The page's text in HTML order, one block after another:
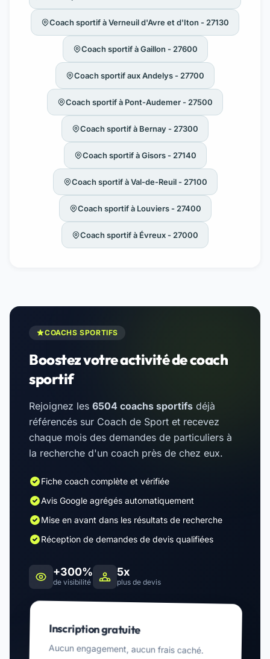
Coach sportif à Verneuil d'Avre et d'Iton - 27130
Coach sportif à Gaillon - 27600
Coach sportif aux Andelys - 27700
Coach sportif à Pont-Audemer - 27500
Coach sportif à Bernay - 27300
Coach sportif à Gisors - 27140
Coach sportif à Val-de-Reuil - 27100
Coach sportif à Louviers - 27400
Coach sportif à Évreux - 27000
COACHS SPORTIFS
Boostez votre activité de coach
sportif
Rejoignez les 6504 coachs sportifs déjà
référencés sur Coach de Sport et recevez
chaque mois des demandes de particuliers à
la recherche d'un coach près de chez eux.
Fiche coach complète et vérifiée
Avis Google agrégés automatiquement
Mise en avant dans les résultats de recherche
Réception de demandes de devis qualifiées
+300%
de visibilité
5x
plus de devis
Inscription gratuite
Aucun engagement, aucun frais caché.